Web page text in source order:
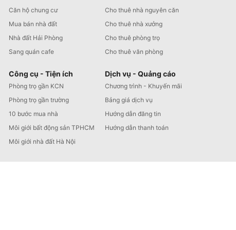
Căn hộ chung cư
Mua bán nhà đất
Nhà đất Hải Phòng
Sang quán cafe
Cho thuê nhà nguyên căn
Cho thuê nhà xưởng
Cho thuê phòng trọ
Cho thuê văn phòng
Công cụ - Tiện ích
Phòng trọ gần KCN
Phòng trọ gần trường
10 bước mua nhà
Môi giới bất động sản TPHCM
Môi giới nhà đất Hà Nội
Dịch vụ - Quảng cáo
Chương trình - Khuyến mãi
Bảng giá dịch vụ
Hướng dẫn đăng tin
Hướng dẫn thanh toán